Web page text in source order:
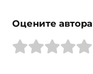
Оцените автора